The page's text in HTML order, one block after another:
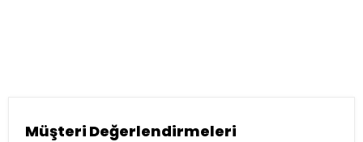
Müşteri Değerlendirmeleri